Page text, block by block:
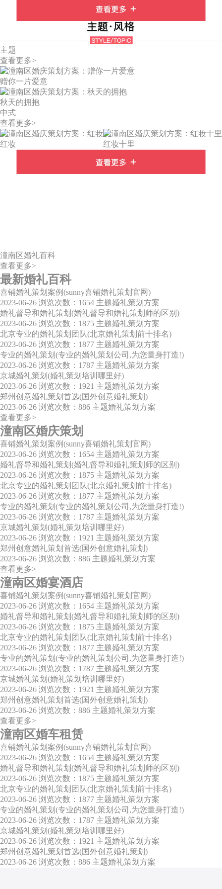
主题
查看更多>
赠你一片爱意
秋天的拥抱
中式
查看更多>
红妆 红妆十里
潼南区婚礼百科
查看更多>
最新婚礼百科
喜铺婚礼策划案例(sunny喜铺婚礼策划官网)
2023-06-26 浏览次数：1654 主题婚礼策划方案
婚礼督导和婚礼策划(婚礼督导和婚礼策划师的区别)
2023-06-26 浏览次数：1875 主题婚礼策划方案
北京专业的婚礼策划团队(北京婚礼策划前十排名)
2023-06-26 浏览次数：1877 主题婚礼策划方案
专业的婚礼策划(专业的婚礼策划公司,为您量身打造!)
2023-06-26 浏览次数：1787 主题婚礼策划方案
京城婚礼策划(婚礼策划培训哪里好)
2023-06-26 浏览次数：1921 主题婚礼策划方案
郑州创意婚礼策划首选(国外创意婚礼策划)
2023-06-26 浏览次数：886 主题婚礼策划方案
查看更多>
潼南区婚庆策划
喜铺婚礼策划案例(sunny喜铺婚礼策划官网)
2023-06-26 浏览次数：1654 主题婚礼策划方案
婚礼督导和婚礼策划(婚礼督导和婚礼策划师的区别)
2023-06-26 浏览次数：1875 主题婚礼策划方案
北京专业的婚礼策划团队(北京婚礼策划前十排名)
2023-06-26 浏览次数：1877 主题婚礼策划方案
专业的婚礼策划(专业的婚礼策划公司,为您量身打造!)
2023-06-26 浏览次数：1787 主题婚礼策划方案
京城婚礼策划(婚礼策划培训哪里好)
2023-06-26 浏览次数：1921 主题婚礼策划方案
郑州创意婚礼策划首选(国外创意婚礼策划)
2023-06-26 浏览次数：886 主题婚礼策划方案
查看更多>
潼南区婚宴酒店
喜铺婚礼策划案例(sunny喜铺婚礼策划官网)
2023-06-26 浏览次数：1654 主题婚礼策划方案
婚礼督导和婚礼策划(婚礼督导和婚礼策划师的区别)
2023-06-26 浏览次数：1875 主题婚礼策划方案
北京专业的婚礼策划团队(北京婚礼策划前十排名)
2023-06-26 浏览次数：1877 主题婚礼策划方案
专业的婚礼策划(专业的婚礼策划公司,为您量身打造!)
2023-06-26 浏览次数：1787 主题婚礼策划方案
京城婚礼策划(婚礼策划培训哪里好)
2023-06-26 浏览次数：1921 主题婚礼策划方案
郑州创意婚礼策划首选(国外创意婚礼策划)
2023-06-26 浏览次数：886 主题婚礼策划方案
查看更多>
潼南区婚车租赁
喜铺婚礼策划案例(sunny喜铺婚礼策划官网)
2023-06-26 浏览次数：1654 主题婚礼策划方案
婚礼督导和婚礼策划(婚礼督导和婚礼策划师的区别)
2023-06-26 浏览次数：1875 主题婚礼策划方案
北京专业的婚礼策划团队(北京婚礼策划前十排名)
2023-06-26 浏览次数：1877 主题婚礼策划方案
专业的婚礼策划(专业的婚礼策划公司,为您量身打造!)
2023-06-26 浏览次数：1787 主题婚礼策划方案
京城婚礼策划(婚礼策划培训哪里好)
2023-06-26 浏览次数：1921 主题婚礼策划方案
郑州创意婚礼策划首选(国外创意婚礼策划)
2023-06-26 浏览次数：886 主题婚礼策划方案